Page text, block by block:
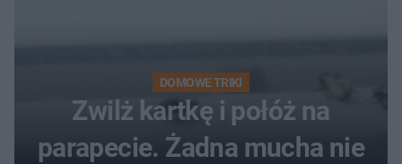
DOMOWE TRIKI
Zwilż kartkę i połóż na
parapecie. Żadna mucha nie